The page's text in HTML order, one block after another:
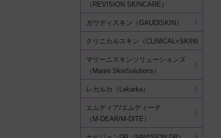
（REVISION SKINCARE）
ガウディスキン（GAUDISKIN）
クリニカルスキン（CLINICAL+SKIN）
マリーニスキンソリューションズ
（Marini SkinSolutions）
レカルカ（Lekarka）
エムディア/エムディーテ
（M-DEAR/M-DITE）